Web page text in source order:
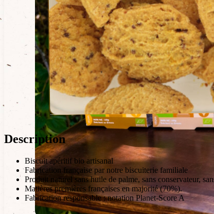
Description
Biscuit apéritif bio artisanal
Fabrication française par notre biscuiterie familiale
Produit naturel sans huile de palme, sans conservateur,
Matières premières françaises en majorité (70%).
Fabrication responsable : notation Planet-Score A